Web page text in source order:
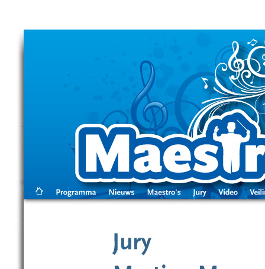
Skip to main content